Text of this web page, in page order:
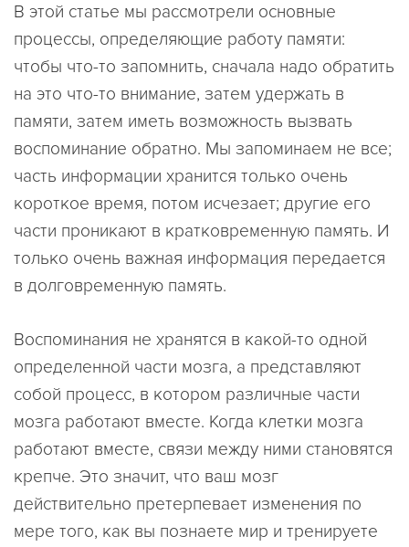
В этой статье мы рассмотрели основные
процессы, определяющие работу памяти:
чтобы что-то запомнить, сначала надо обратить
на это что-то внимание, затем удержать в
памяти, затем иметь возможность вызвать
воспоминание обратно. Мы запоминаем не все;
часть информации хранится только очень
короткое время, потом исчезает; другие его
части проникают в кратковременную память. И
только очень важная информация передается
в долговременную память.
Воспоминания не хранятся в какой-то одной
определенной части мозга, а представляют
собой процесс, в котором различные части
мозга работают вместе. Когда клетки мозга
работают вместе, связи между ними становятся
крепче. Это значит, что ваш мозг
действительно претерпевает изменения по
мере того, как вы познаете мир и тренируете